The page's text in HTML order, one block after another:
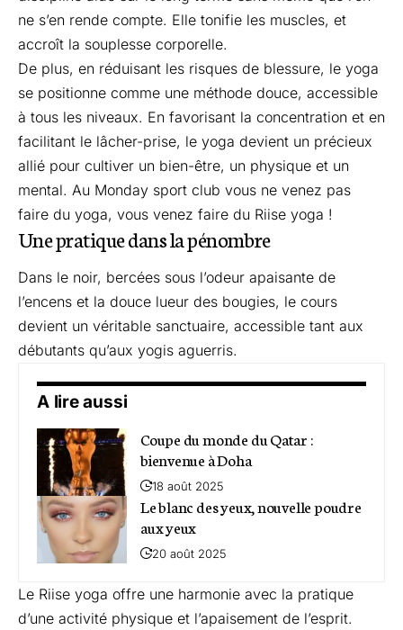
ne s’en rende compte. Elle tonifie les muscles, et
accroît la souplesse corporelle.
De plus, en réduisant les risques de blessure, le yoga
se positionne comme une méthode douce, accessible
à tous les niveaux. En favorisant la concentration et en
facilitant le lâcher-prise, le yoga devient un précieux
allié pour cultiver un bien-être, un physique et un
mental. Au Monday sport club vous ne venez pas
faire du yoga, vous venez faire du Riise yoga !
Une pratique dans la pénombre
Dans le noir, bercées sous l’odeur apaisante de
l’encens et la douce lueur des bougies, le cours
devient un véritable sanctuaire, accessible tant aux
débutants qu’aux yogis aguerris.
A lire aussi
Coupe du monde du Qatar :
bienvenue à Doha
18 août 2025
Le blanc des yeux, nouvelle poudre
aux yeux
20 août 2025
Le Riise yoga offre une harmonie avec la pratique
d’une activité physique et l’apaisement de l’esprit.